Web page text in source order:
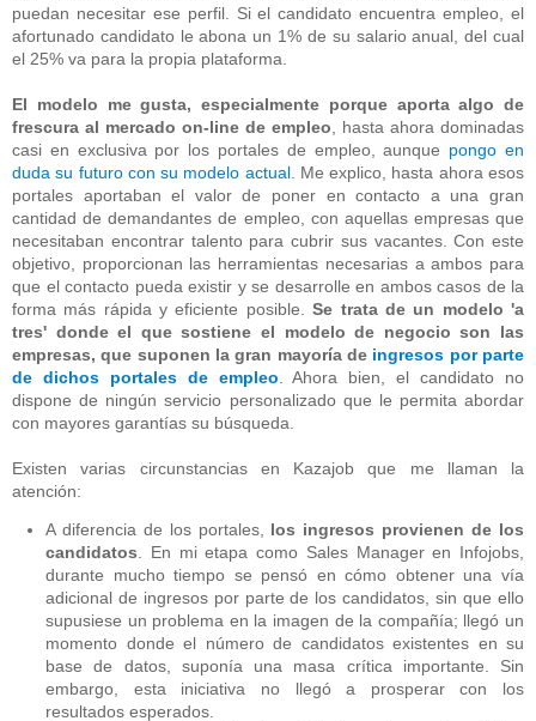
puedan necesitar ese perfil. Si el candidato encuentra empleo, el
afortunado candidato le abona un 1% de su salario anual, del cual
el 25% va para la propia plataforma.
El modelo me gusta, especialmente porque aporta algo de
frescura al mercado on-line de empleo, hasta ahora dominadas
casi en exclusiva por los portales de empleo, aunque pongo en
duda su futuro con su modelo actual. Me explico, hasta ahora esos
portales aportaban el valor de poner en contacto a una gran
cantidad de demandantes de empleo, con aquellas empresas que
necesitaban encontrar talento para cubrir sus vacantes. Con este
objetivo, proporcionan las herramientas necesarias a ambos para
que el contacto pueda existir y se desarrolle en ambos casos de la
forma más rápida y eficiente posible.Se trata de un modelo 'a
tres' donde el que sostiene el modelo de negocio son las
empresas, que suponen la gran mayoría de ingresos por parte
de dichos portales de empleo. Ahora bien, el candidato no
dispone de ningún servicio personalizado que le permita abordar
con mayores garantías su búsqueda.
Existen varias circunstancias en Kazajob que me llaman la
atención:
A diferencia de los portales, los ingresos provienen de los
candidatos. En mi etapa como Sales Manager en Infojobs,
durante mucho tiempo se pensó en cómo obtener una vía
adicional de ingresos por parte de los candidatos, sin que ello
supusiese un problema en la imagen de la compañía; llegó un
momento donde el número de candidatos existentes en su
base de datos, suponía una masa crítica importante. Sin
embargo, esta iniciativa no llegó a prosperar con los
resultados esperados.